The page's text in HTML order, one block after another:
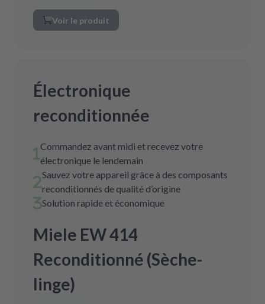
Voir le produit
Électronique
reconditionnée
Commandez avant midi et recevez votre
électronique le lendemain
Sauvez votre appareil grâce à des composants
reconditionnés de qualité d’origine
Solution rapide et économique
Miele EW 414
Reconditionné (Sèche-
linge)